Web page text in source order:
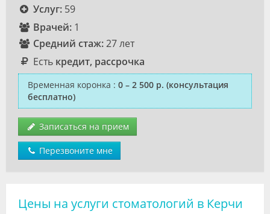
Услуг:59
Врачей:1
Средний стаж:27 лет
Есть кредит, рассрочка
Временная коронка : 0 – 2 500 р. (консультация
бесплатно)
Записаться на прием
Перезвоните мне
Цены на услуги стоматологий в Керчи